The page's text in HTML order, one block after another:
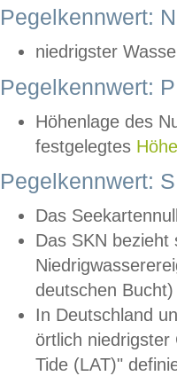
Pegelkennwert:
niedrigster
Pegelkennwert:
Höhenlage des
festgelegtes
Pegelkennwert:
Das
Das SKN
deutschen
In Deutschland
örtlich
Tide (LAT)"